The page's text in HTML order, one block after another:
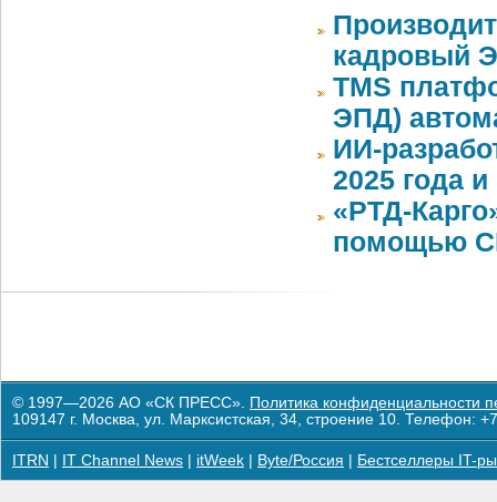
кадровый
TMS
ЭПД)
ИИ-
2025 года
«РТД-
помощью
© 1997—2026 АО «СК ПРЕСС». Политика конфиденциальности
109147 г. Москва, ул. Марксистская, 34, строение 10. Телефон:
ITRN IT Channel News itWeek Byte/Россия Бестселлеры IT-